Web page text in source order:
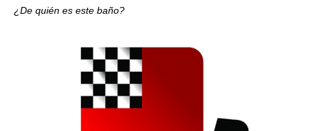
¿De quién es este baño?